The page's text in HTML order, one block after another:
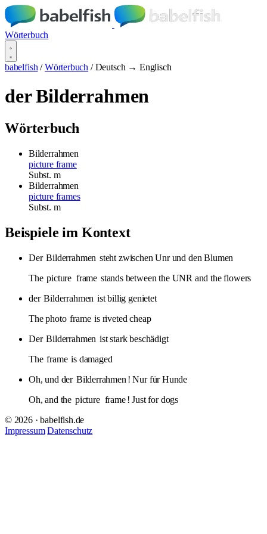
Wörterbuch
babelfish / Wörterbuch / Deutsch → Englisch
der Bilderrahmen
Wörterbuch
Bilderrahmen
picture frame
Subst. m
Bilderrahmen
picture frames
Subst. m
Beispiele im Kontext
Der Bilderrahmen steht zwischen Unr und den Blumen
The picture frame stands between the UNR and the flowers
der Bilderrahmen ist billig genietet
The photo frame is riveted cheap
Der Bilderrahmen ist stark beschädigt
The frame is damaged
Oh, und der Bilderrahmen ! Nur für Hunde
Oh, and the picture frame! Just for dogs
© 2026 · babelfish.de
Impressum Datenschutz